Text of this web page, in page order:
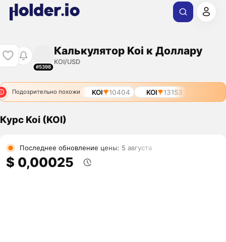
#5398
Калькулятор Koi к Доллару
KOI/USD
Подозрительно похожи KOI 10404 KOI 13153
Курс Koi (KOI)
Последнее обновление цены: 5 августа
$ 0,00025